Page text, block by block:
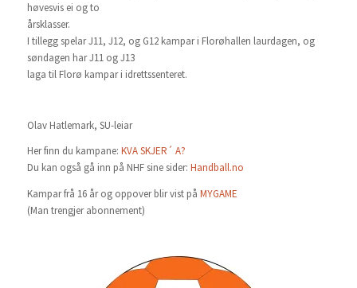
høvesvis ei og to
årsklasser.
I tillegg spelar J11, J12, og G12 kampar i Florøhallen laurdagen, og
søndagen har J11 og J13
laga til Florø kampar i idrettssenteret.
Olav Hatlemark, SU-leiar
Her finn du kampane: KVA SKJER´ A?
Du kan også gå inn på NHF sine sider: Handball.no
Kampar frå 16 år og oppover blir vist på MYGAME
(Man trengjer abonnement)